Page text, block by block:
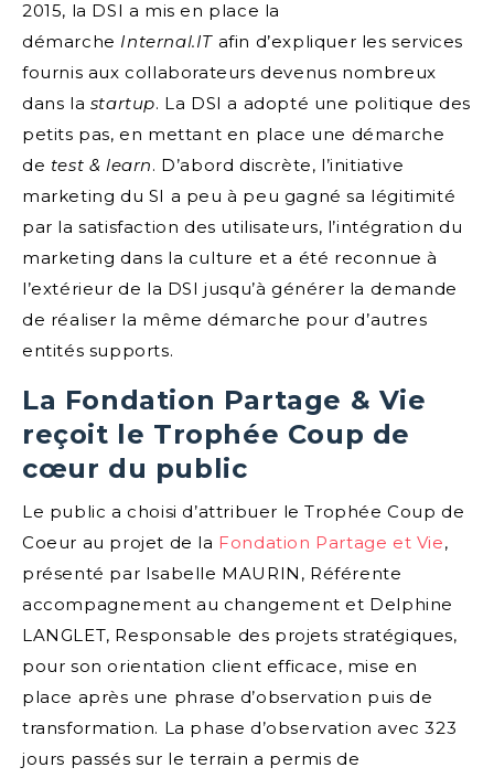
2015, la DSI a mis en place la
démarche Internal.IT afin d’expliquer les services
fournis aux collaborateurs devenus nombreux
dans la startup. La DSI a adopté une politique des
petits pas, en mettant en place une démarche
de test & learn. D’abord discrète, l’initiative
marketing du SI a peu à peu gagné sa légitimité
par la satisfaction des utilisateurs, l’intégration du
marketing dans la culture et a été reconnue à
l’extérieur de la DSI jusqu’à générer la demande
de réaliser la même démarche pour d’autres
entités supports.
La Fondation Partage & Vie
reçoit le Trophée Coup de
cœur du public
Le public a choisi d’attribuer le Trophée Coup de
Coeur au projet de la Fondation Partage et Vie,
présenté par Isabelle MAURIN, Référente
accompagnement au changement et Delphine
LANGLET, Responsable des projets stratégiques,
pour son orientation client efficace, mise en
place après une phrase d’observation puis de
transformation. La phase d’observation avec 323
jours passés sur le terrain a permis de